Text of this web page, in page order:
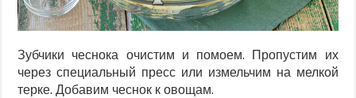
Зубчики чеснока очистим и помоем. Пропустим их
через специальный пресс или измельчим на мелкой
терке. Добавим чеснок к овощам.